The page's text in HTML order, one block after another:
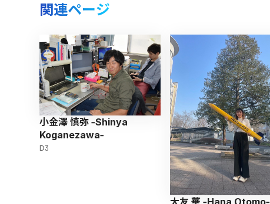
関連ページ
小金澤 慎弥 -Shinya
Koganezawa-
D3
大友 華 -Hana Otomo-